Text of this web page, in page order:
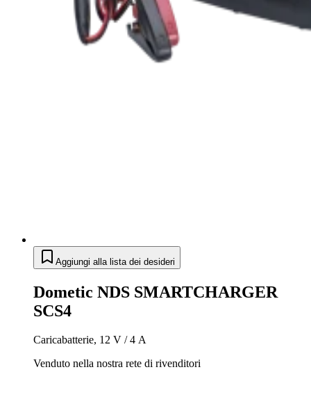
Aggiungi alla lista dei desideri
Dometic NDS SMARTCHARGER
SCS4
Caricabatterie, 12 V / 4 A
Venduto nella nostra rete di rivenditori